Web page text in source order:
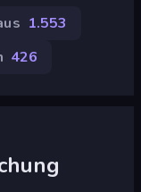
1.553
426